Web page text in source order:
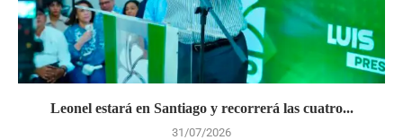
Leonel estará en Santiago y recorrerá las cuatro...
31/07/2026